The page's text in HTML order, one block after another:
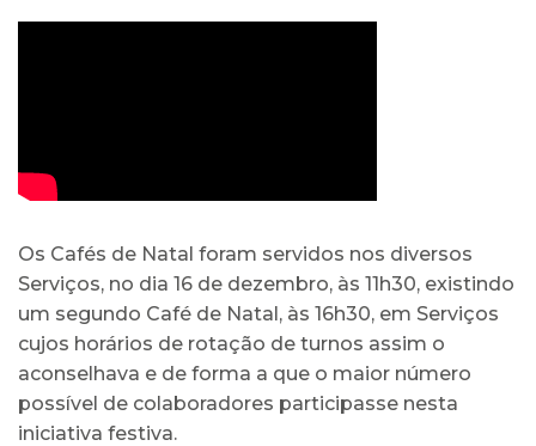
Os Cafés de Natal foram servidos nos diversos
Serviços, no dia 16 de dezembro, às 11h30, existindo
um segundo Café de Natal, às 16h30, em Serviços
cujos horários de rotação de turnos assim o
aconselhava e de forma a que o maior número
possível de colaboradores participasse nesta
iniciativa festiva.